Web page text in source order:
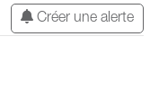
Créer une alerte